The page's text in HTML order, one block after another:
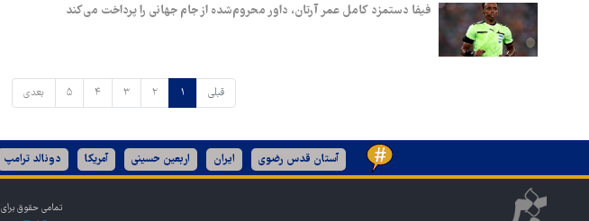
فیفا دستمزد کامل عمر آرتان، داور محروم‌شده از جام جهانی را پرداخت می‌کند
قبلی ۱ ۲ ۳ ۴ ۵ بعدی
آستان قدس رضوی ایران اربعین حسینی آمریکا دونالد ترامپ
تمامی حقوق برای